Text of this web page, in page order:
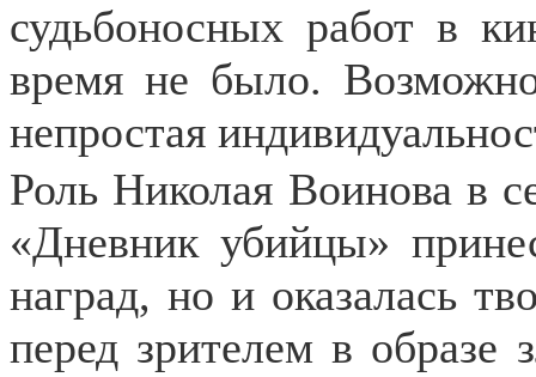
судьбоносных работ в
время не было.
непростая
Роль Николая Воинова в
«Дневник убийцы»
наград, но и оказалась
перед зрителем в